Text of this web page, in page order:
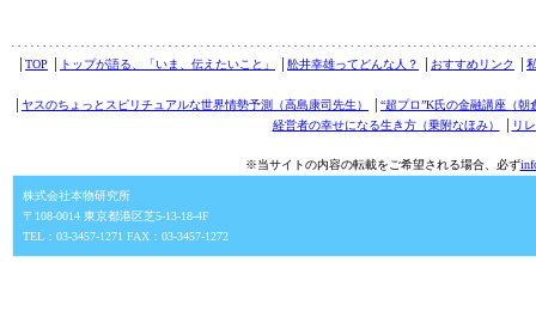
TOP トップが語る、「いま、伝えたいこと」 舩井幸雄ってどんな人？ おすすめリンク
ヤスのちょっとスピリチュアルな世界情勢予測（高島康司先生）
“超プロ”K氏の金融講座（朝
経営者の幸せになる生き方（乗附なほみ）
リ
※当サイトの内容の転載をご希望される場合、必ず
株式会社本物研究所
〒108-0014 東京都港区芝5-13-18-4F
TEL：03-3457-1271 FAX：03-3457-1272